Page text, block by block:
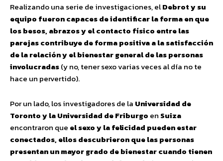
Realizando una serie de investigaciones, elDebrot y su
equipo fueron capaces de identificar la forma en que
los besos, abrazos y el contacto físico entre las
parejas contribuye de forma positiva a la satisfacción
de la relación y el bienestar general de las personas
involucradas(y no, tener sexo varias veces al día no te
hace un pervertido).
Por un lado, los investigadores de la Universidad de
Toronto y la Universidad de Friburgo en Suiza
encontraron que el sexo y la felicidad pueden estar
conectados,ellos descubrieron que las personas
presentan un mayor grado de bienestar cuando tienen